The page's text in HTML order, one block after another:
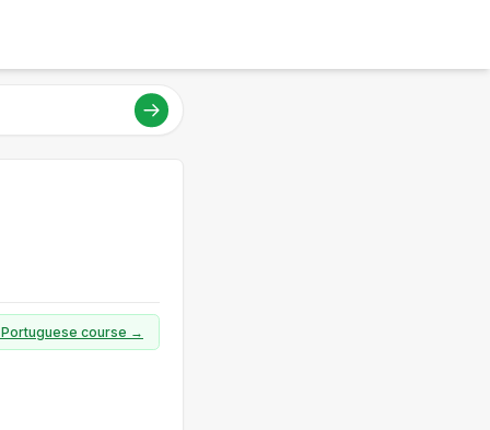
Portuguese course →